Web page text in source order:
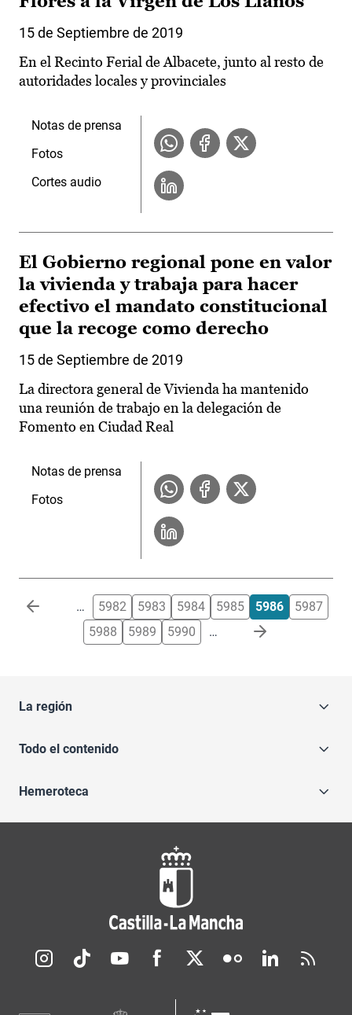
15 de Septiembre de 2019
En el Recinto Ferial de Albacete, junto al resto de
autoridades locales y provinciales
Notas de prensa
Fotos
Cortes audio
El Gobierno regional pone en valor
la vivienda y trabaja para hacer
efectivo el mandato constitucional
que la recoge como derecho
15 de Septiembre de 2019
La directora general de Vivienda ha mantenido
una reunión de trabajo en la delegación de
Fomento en Ciudad Real
Notas de prensa
Fotos
Paginación … 5982 5983 5984 5985 5986
5987
5988
5989 5990 …
La región
Todo el contenido
Hemeroteca
Redes sociales JCCM